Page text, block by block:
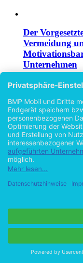
Der
Vermeidung
Unternehmen
vonMirko Kittler
©2011
Hilfe/FAQ
Impressum
Datenschutz
AGB
Vertrag widerrufen
Zur Desktop-Version
Copyright ©Imprint in
Cookie-Einstellungen